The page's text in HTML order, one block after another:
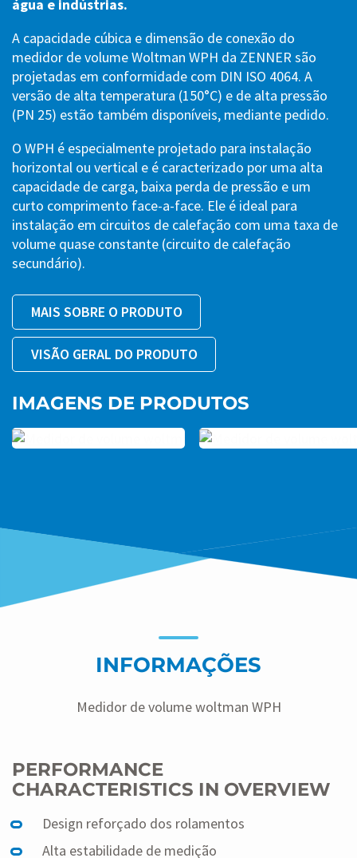
água e indústrias.
A capacidade cúbica e dimensão de conexão do
medidor de volume Woltman WPH da ZENNER são
projetadas em conformidade com DIN ISO 4064. A
versão de alta temperatura (150°C) e de alta pressão
(PN 25) estão também disponíveis, mediante pedido.
O WPH é especialmente projetado para instalação
horizontal ou vertical e é caracterizado por uma alta
capacidade de carga, baixa perda de pressão e um
curto comprimento face-a-face. Ele é ideal para
instalação em circuitos de calefação com uma taxa de
volume quase constante (circuito de calefação
secundário).
MAIS SOBRE O PRODUTO
VISÃO GERAL DO PRODUTO
IMAGENS DE PRODUTOS
INFORMAÇÕES
Medidor de volume woltman WPH
PERFORMANCE
CHARACTERISTICS IN OVERVIEW
Design reforçado dos rolamentos
Alta estabilidade de medição